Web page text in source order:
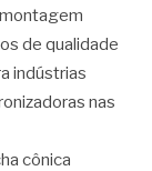
de qualidade
indústrias
nas
cônica